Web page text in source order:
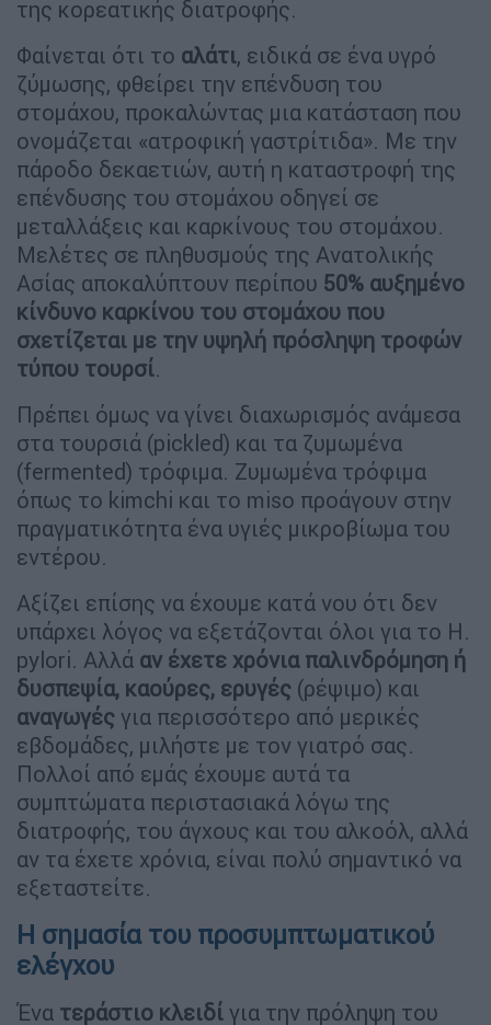
της κορεατικής διατροφής.
Φαίνεται ότι το αλάτι, ειδικά σε ένα υγρό
ζύμωσης, φθείρει την επένδυση του
στομάχου, προκαλώντας μια κατάσταση που
ονομάζεται «ατροφική γαστρίτιδα». Με την
πάροδο δεκαετιών, αυτή η καταστροφή της
επένδυσης του στομάχου οδηγεί σε
μεταλλάξεις και καρκίνους του στομάχου.
Mελέτες σε πληθυσμούς της Ανατολικής
Ασίας αποκαλύπτουν περίπου 50% αυξημένο
κίνδυνο καρκίνου του στομάχου που
σχετίζεται με την υψηλή πρόσληψη τροφών
τύπου τουρσί.
Πρέπει όμως να γίνει διαχωρισμός ανάμεσα
στα τουρσιά (pickled) και τα ζυμωμένα
(fermented) τρόφιμα. Ζυμωμένα τρόφιμα
όπως το kimchi και το miso προάγουν στην
πραγματικότητα ένα υγιές μικροβίωμα του
εντέρου.
Αξίζει επίσης να έχουμε κατά νου ότι δεν
υπάρχει λόγος να εξετάζονται όλοι για το H.
pylori. Αλλά αν έχετε χρόνια παλινδρόμηση ή
δυσπεψία, καούρες, ερυγές (ρέψιμο) και
αναγωγές για περισσότερο από μερικές
εβδομάδες, μιλήστε με τον γιατρό σας.
Πολλοί από εμάς έχουμε αυτά τα
συμπτώματα περιστασιακά λόγω της
διατροφής, του άγχους και του αλκοόλ, αλλά
αν τα έχετε χρόνια, είναι πολύ σημαντικό να
εξεταστείτε.
Η σημασία του προσυμπτωματικού
ελέγχου
Ένα τεράστιο κλειδί για την πρόληψη του